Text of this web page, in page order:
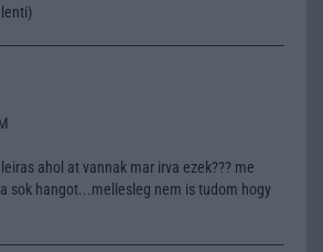
ahol at vannak mar irva ezek??? me
sok hangot...mellesleg nem is tudom hogy